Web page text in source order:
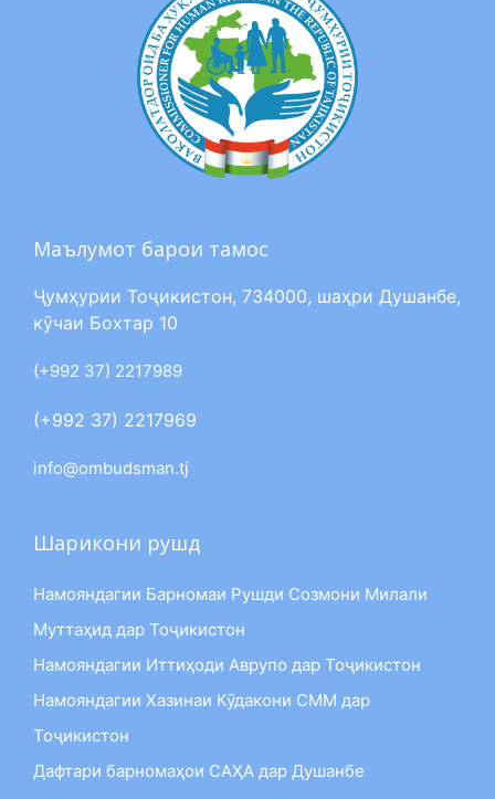
Маълумот барои тамос
Ҷумҳурии Тоҷикистон, 734000, шаҳри Душанбе,
кӯчаи Бохтар 10
(+992 37) 2217989
(+992 37) 2217969
info@ombudsman.tj
Шарикони рушд
Намояндагии Барномаи Рушди Созмони Милали
Муттаҳид дар Тоҷикистон
Намояндагии Иттиҳоди Аврупо дар Тоҷикистон
Намояндагии Хазинаи Кӯдакони СММ дар
Тоҷикистон
Дафтари барномаҳои САҲА дар Душанбе